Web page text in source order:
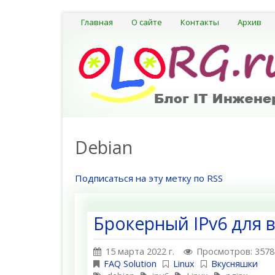
Главная О сайте Контакты Архив
Debian
Подписаться на эту метку по RSS
Брокерный IPv6 для
15 марта 2022 г.
Просмотров: 3578
FAQ Solution
Linux
Вкусняшки